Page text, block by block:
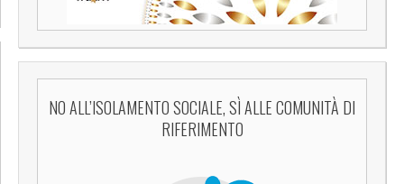
NO ALL’ISOLAMENTO SOCIALE, SÌ ALLE COMUNITÀ DI
RIFERIMENTO